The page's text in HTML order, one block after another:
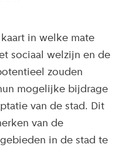
in welke mate
sociaal welzijn en de
zouden
mogelijke bijdrage
van de stad. Dit
van de
in de stad te